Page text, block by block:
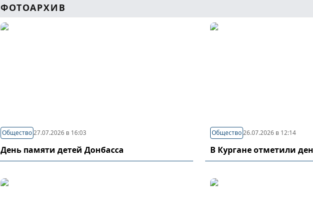
ФОТОАРХИВ
Общество27.07.2026 в 16:03
День памяти детей Донбасса
Общество 26.07.2026 в 12:14
В Кургане отметили